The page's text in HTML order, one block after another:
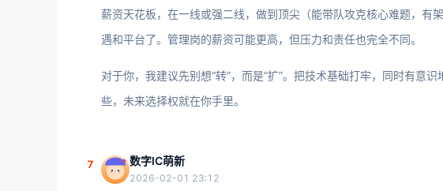
薪资天花板，在一线或强二线，做到顶尖（能带队攻克核心难题，
遇和平台了。管理岗的薪资可能更高，但压力和责任也完全不同。
对于你，我建议先别想“转”，而是“扩”。把技术基础打牢，同时有意
些，未来选择权就在你手里。
7 数字IC萌新
2026-02-01 23:12